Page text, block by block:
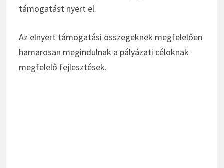
támogatást nyert el.
Az elnyert támogatási összegeknek megfelelően
hamarosan megindulnak a pályázati céloknak
megfelelő fejlesztések.